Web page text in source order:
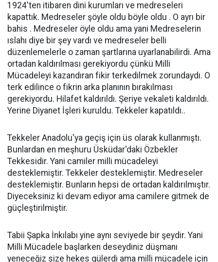
1924'ten itibaren dini kurumları ve medreseleri
kapattık. Medreseler şöyle oldu böyle oldu . O ayrı bir
bahis . Medreseler öyle oldu ama yani Medreselerin
ıslahı diye bir şey vardı ve medreseler belli
düzenlemelerle o zaman şartlarına uyarlanabilirdi. Ama
ortadan kaldırılması gerekiyordu çünkü Milli
Mücadeleyi kazandıran fikir terkedilmek zorundaydı. O
terk edilince o fikrin arka planının bırakılması
gerekiyordu. Hilafet kaldırıldı. Şeriye vekaleti kaldırıldı.
Yerine Diyanet İşleri kuruldu. Tekkeler kapatıldı..
Tekkeler Anadolu'ya geçiş için üs olarak kullanmıştı.
Bunlardan en meşhuru Üsküdar'daki Özbekler
Tekkesidir. Yani camiler milli mücadeleyi
desteklemiştir. Tekkeler desteklemiştir. Medreseler
desteklemiştir. Bunların hepsi de ortadan kaldırılmıştır.
Diyeceksiniz ki devam ediyor ama camilere gitmek de
güçleştirilmiştir.
Tabii Şapka İnkılabı yine aynı seviyede bir şeydir. Yani
Milli Mücadele başlarken deseydiniz düşmanı
yeneceğiz size hekes gülerdi ama milli mücadele için